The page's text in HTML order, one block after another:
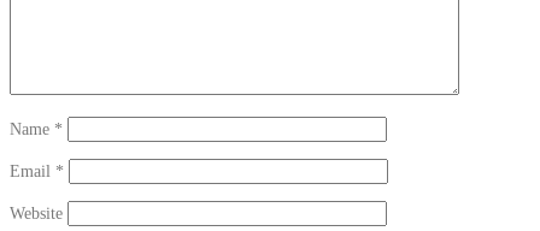
Name *
Email *
Website